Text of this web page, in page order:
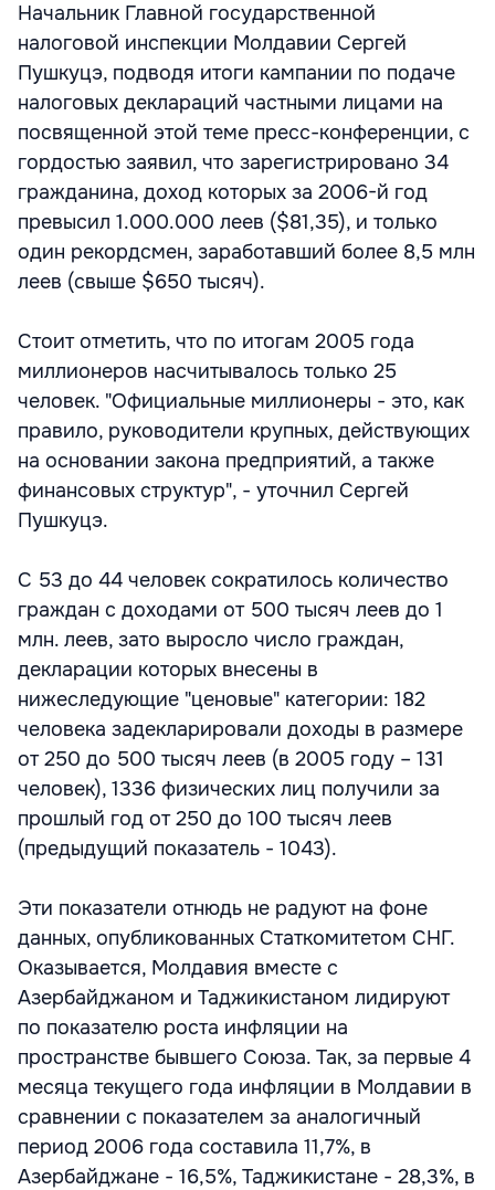
Начальник Главной государственной
налоговой инспекции Молдавии Сергей
Пушкуцэ, подводя итоги кампании по подаче
налоговых деклараций частными лицами на
посвященной этой теме пресс-конференции, с
гордостью заявил, что зарегистрировано 34
гражданина, доход которых за 2006-й год
превысил 1.000.000 леев ($81,35), и только
один рекордсмен, заработавший более 8,5 млн
леев (свыше $650 тысяч).
Стоит отметить, что по итогам 2005 года
миллионеров насчитывалось только 25
человек. "Официальные миллионеры - это, как
правило, руководители крупных, действующих
на основании закона предприятий, а также
финансовых структур", - уточнил Сергей
Пушкуцэ.
С 53 до 44 человек сократилось количество
граждан с доходами от 500 тысяч леев до 1
млн. леев, зато выросло число граждан,
декларации которых внесены в
нижеследующие "ценовые" категории: 182
человека задекларировали доходы в размере
от 250 до 500 тысяч леев (в 2005 году – 131
человек), 1336 физических лиц получили за
прошлый год от 250 до 100 тысяч леев
(предыдущий показатель - 1043).
Эти показатели отнюдь не радуют на фоне
данных, опубликованных Статкомитетом СНГ.
Оказывается, Молдавия вместе с
Азербайджаном и Таджикистаном лидируют
по показателю роста инфляции на
пространстве бывшего Союза. Так, за первые 4
месяца текущего года инфляции в Молдавии в
сравнении с показателем за аналогичный
период 2006 года составила 11,7%, в
Азербайджане - 16,5%, Таджикистане - 28,3%, в